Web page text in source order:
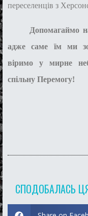
переселенців з
Допомагаймо
адже саме їм ми
віримо у мирне
спільну Перемогу!
СПОДОБАЛАСЬ